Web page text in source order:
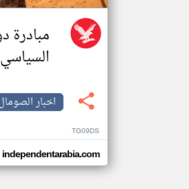
مبادرة
اخبار
TG09DS
independentarabia.com